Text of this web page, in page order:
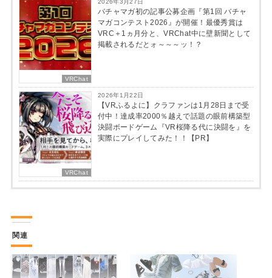
VRChat
バチャマガ初の記事公募企画『第1回 バチャ
マガコンテスト2026』が開催！最優秀賞は
VRC＋1ヵ月分と、VRChat中に壁新聞として
掲載されるだとォ～～～ッ！？
VRChat
2026年1月22日
【VRふるよに】クラファンは1月28日まで受
付中！達成率2000％越えで話題の眼前構築型
決闘ボードゲーム『VR桜降る代に決闘を』を
実際にプレイしてみた！！【PR】
関連